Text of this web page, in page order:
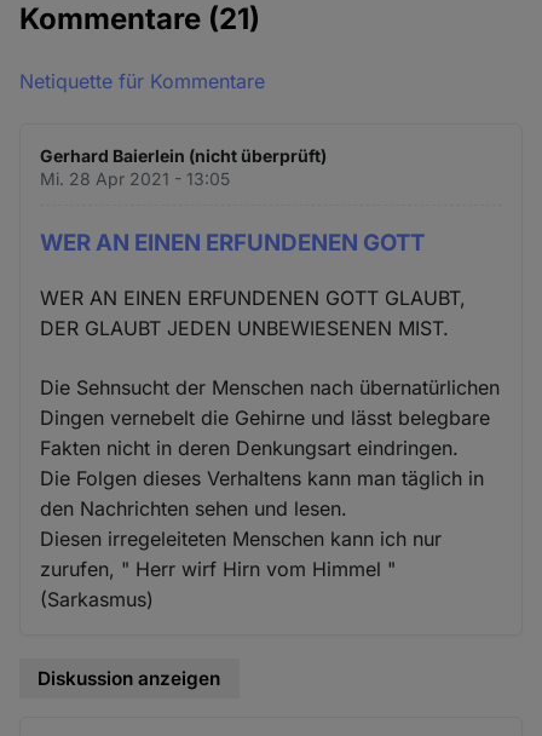
Kommentare (21)
Netiquette für Kommentare
Gerhard Baierlein (nicht überprüft)
Mi. 28 Apr 2021 - 13:05
WER AN EINEN ERFUNDENEN GOTT
WER AN EINEN ERFUNDENEN GOTT GLAUBT,
DER GLAUBT JEDEN UNBEWIESENEN MIST.
Die Sehnsucht der Menschen nach übernatürlichen
Dingen vernebelt die Gehirne und lässt belegbare
Fakten nicht in deren Denkungsart eindringen.
Die Folgen dieses Verhaltens kann man täglich in
den Nachrichten sehen und lesen.
Diesen irregeleiteten Menschen kann ich nur
zurufen, " Herr wirf Hirn vom Himmel "
(Sarkasmus)
Diskussion anzeigen